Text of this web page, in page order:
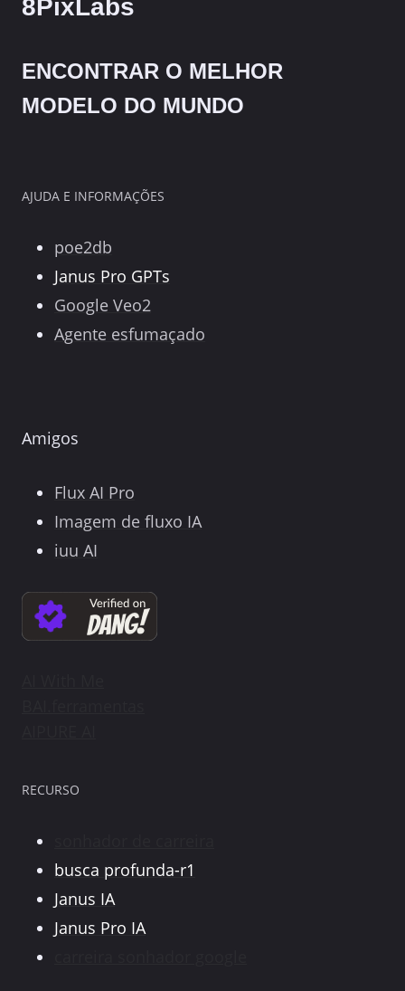
8PixLabs
ENCONTRAR O MELHOR
MODELO DO MUNDO
AJUDA E INFORMAÇÕES
poe2db
Janus Pro GPTs
Google Veo2
Agente esfumaçado
Amigos
Flux AI Pro
Imagem de fluxo IA
iuu AI
RECURSO
busca profunda-r1
Janus IA
Janus Pro IA